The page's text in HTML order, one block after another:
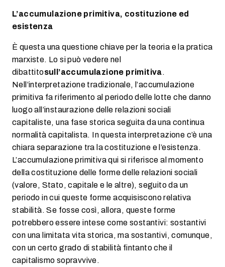
L’accumulazione primitiva, costituzione ed
esistenza
È questa una questione chiave per la teoria e la pratica
marxiste. Lo si può vedere nel
dibattitosull’accumulazione primitiva.
Nell’interpretazione tradizionale, l’accumulazione
primitiva fa riferimento al periodo delle lotte che danno
luogo all’instaurazione delle relazioni sociali
capitaliste, una fase storica seguita da una continua
normalità capitalista. In questa interpretazione c’è una
chiara separazione tra la costituzione e l’esistenza.
L’accumulazione primitiva qui si riferisce al momento
della costituzione delle forme delle relazioni sociali
(valore, Stato, capitale e le altre), seguito da un
periodo in cui queste forme acquisiscono relativa
stabilità. Se fosse così, allora, queste forme
potrebbero essere intese come sostantivi: sostantivi
con una limitata vita storica, ma sostantivi, comunque,
con un certo grado di stabilità fintanto che il
capitalismo sopravvive.